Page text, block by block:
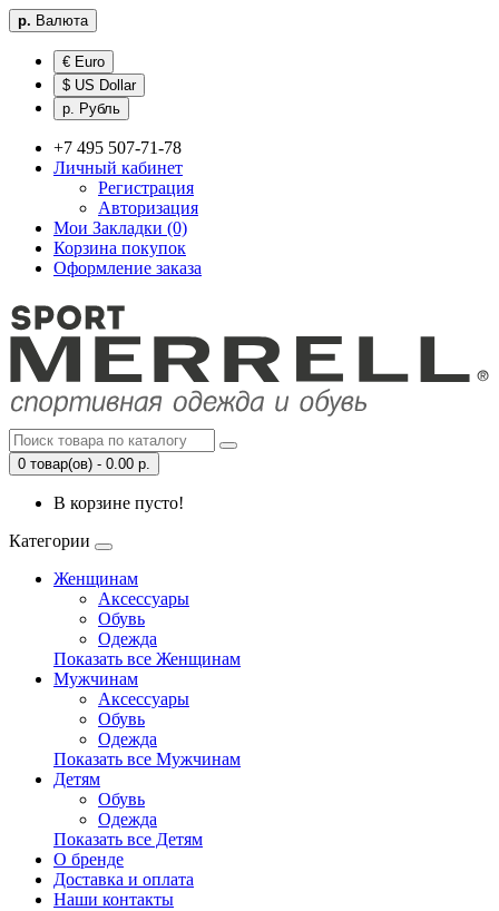
р. Валюта
€ Euro
$ US Dollar
р. Рубль
+7 495 507-71-78
Личный кабинет
Регистрация
Авторизация
Мои Закладки (0)
Корзина покупок
Оформление заказа
0 товар(ов) - 0.00 р.
В корзине пусто!
Категории
Женщинам
Аксессуары
Обувь
Одежда
Показать все Женщинам
Мужчинам
Аксессуары
Обувь
Одежда
Показать все Мужчинам
Детям
Обувь
Одежда
Показать все Детям
О бренде
Доставка и оплата
Наши контакты